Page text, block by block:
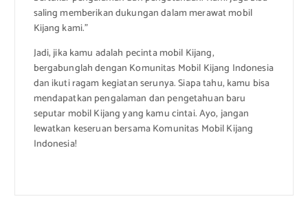
saling memberikan dukungan dalam merawat mobil
Kijang kami.”
Jadi, jika kamu adalah pecinta mobil Kijang,
bergabunglah dengan Komunitas Mobil Kijang Indonesia
dan ikuti ragam kegiatan serunya. Siapa tahu, kamu bisa
mendapatkan pengalaman dan pengetahuan baru
seputar mobil Kijang yang kamu cintai. Ayo, jangan
lewatkan keseruan bersama Komunitas Mobil Kijang
Indonesia!